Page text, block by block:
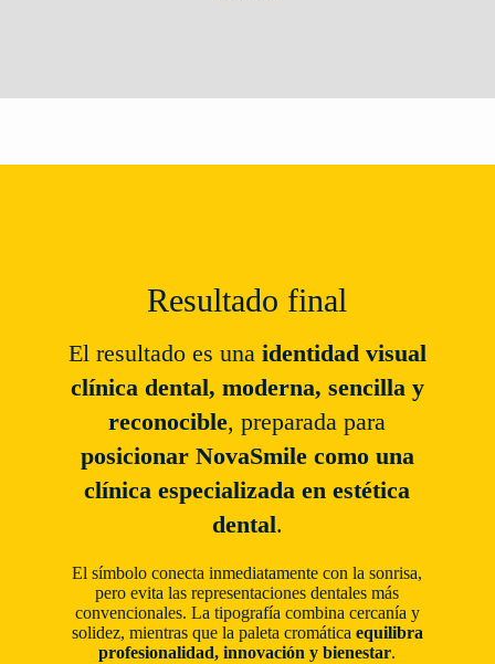
Resultado final
El resultado es una identidad visual
clínica dental, moderna, sencilla y
reconocible, preparada para
posicionar NovaSmile como una
clínica especializada en estética
dental.
El símbolo conecta inmediatamente con la sonrisa,
pero evita las representaciones dentales más
convencionales. La tipografía combina cercanía y
solidez, mientras que la paleta cromática equilibra
profesionalidad, innovación y bienestar.